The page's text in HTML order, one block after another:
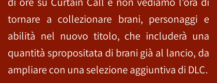
tornare a collezionare brani, personaggi e
abilità nel nuovo titolo, che includerà una
quantità spropositata di brani già al lancio, da
ampliare con una selezione aggiuntiva di DLC.